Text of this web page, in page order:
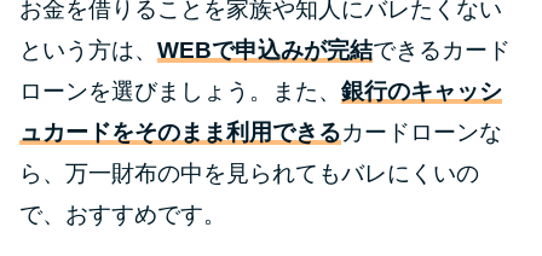
お金を借りることを家族や知人にバレたくない
という方は、 WEBで申込みが完結できるカード
ローンを選びましょう。また、 銀行のキャッシ
ュカードをそのまま利用できるカードローンな
ら、万一財布の中を見られてもバレにくいの
で、おすすめです。